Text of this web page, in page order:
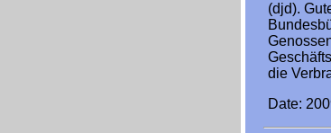
(djd).
die
Date: